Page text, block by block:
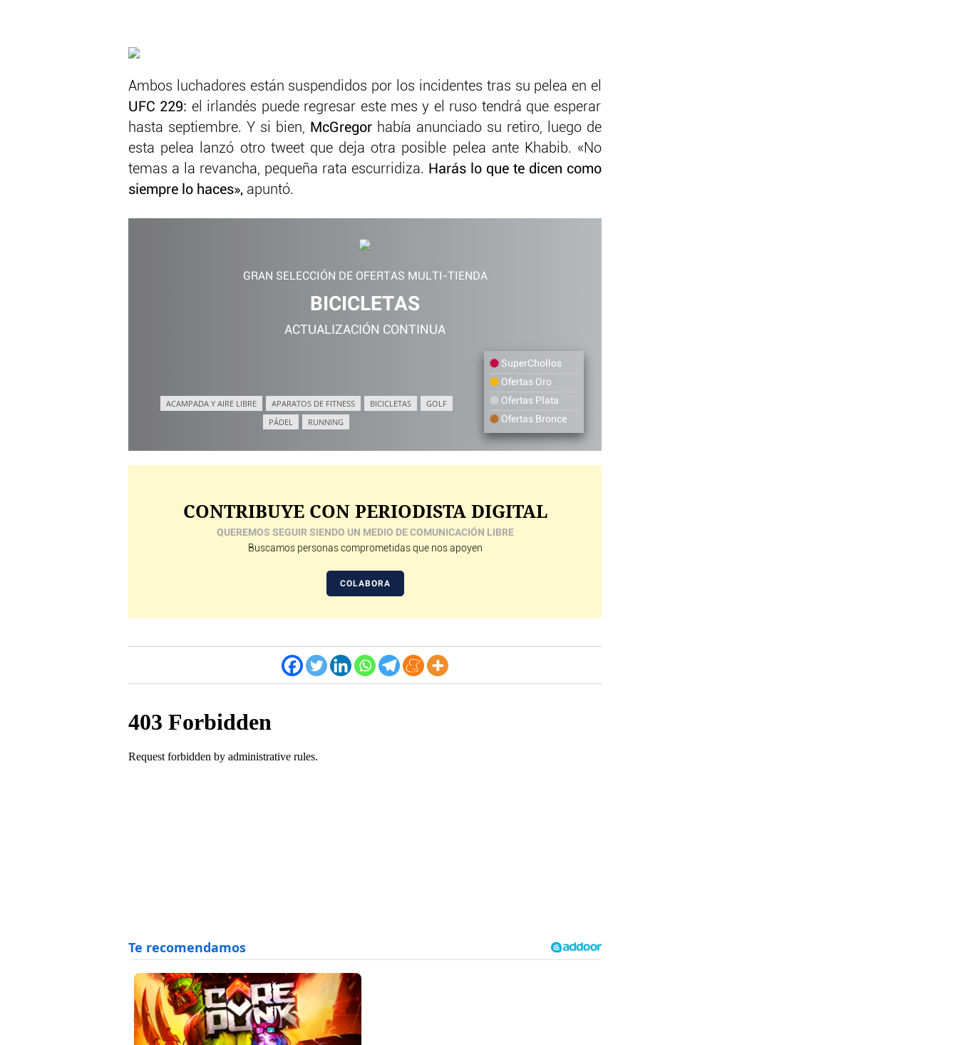
Ambos luchadores están suspendidos por los incidentes tras su pelea en el
UFC 229: el irlandés puede regresar este mes y el ruso tendrá que esperar
hasta septiembre. Y si bien, McGregor había anunciado su retiro, luego de
esta pelea lanzó otro tweet que deja otra posible pelea ante Khabib. «No
temas a la revancha, pequeña rata escurridiza. Harás lo que te dicen como
siempre lo haces», apuntó.
GRAN SELECCIÓN DE OFERTAS MULTI-TIENDA
BICICLETAS
ACTUALIZACIÓN CONTINUA
ACAMPADA Y AIRE LIBRE APARATOS DE FITNESS BICICLETAS
GOLF
PÁDEL
RUNNING
SuperChollos
Ofertas Oro
Ofertas Plata
Ofertas Bronce
CONTRIBUYE CON PERIODISTA DIGITAL
QUEREMOS SEGUIR SIENDO UN MEDIO DE COMUNICACIÓN LIBRE
Buscamos personas comprometidas que nos apoyen
COLABORA